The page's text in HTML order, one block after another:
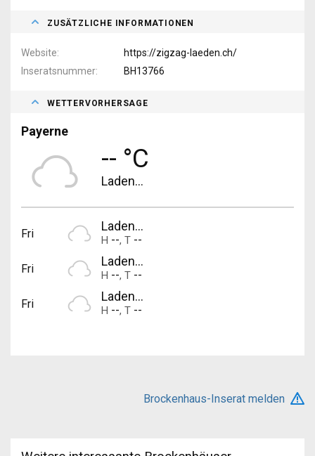
ZUSÄTZLICHE INFORMATIONEN
Website
https://zigzag-laeden.ch/
Inseratsnummer
BH13766
WETTERVORHERSAGE
Payerne
-- °C
Laden...
Fri
Laden...
H --, T --
Fri
Laden...
H --, T --
Fri
Laden...
H --, T --
Brockenhaus-Inserat melden